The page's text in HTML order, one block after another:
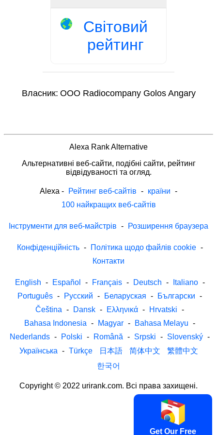
Світовий
рейтинг
Власник: OOO Radiocompany Golos Angary
Alexa Rank Alternative
Альтернативні веб-сайти, подібні сайти, рейтинг
відвідуваності та огляд.
Alexa - Рейтинг веб-сайтів - країни -
100 найкращих веб-сайтів
Інструменти для веб-майстрів - Розширення браузера
Конфіденційність - Політика щодо файлів cookie -
Контакти
English - Español - Français - Deutsch - Italiano -
Português - Русский - Беларуская - Български -
Čeština - Dansk - Ελληνικά - Hrvatski -
Bahasa Indonesia - Magyar - Bahasa Melayu -
Nederlands - Polski - Română - Srpski - Slovenský -
Українська - Türkçe 日本語 简体中文
繁體中文
한국어
Copyright © 2022 urirank.com. Всі права захищені.
Get Our Free